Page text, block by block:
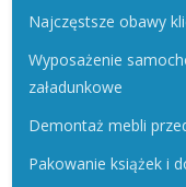
Najczęstsze obawy
Wyposażenie
załadunkowe
Demontaż mebli
Pakowanie książek i